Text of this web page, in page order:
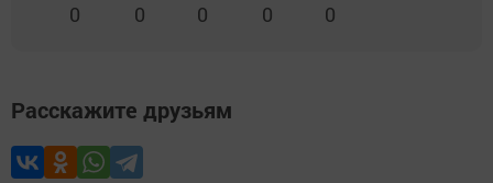
0 0 0 0 0
Расскажите друзьям